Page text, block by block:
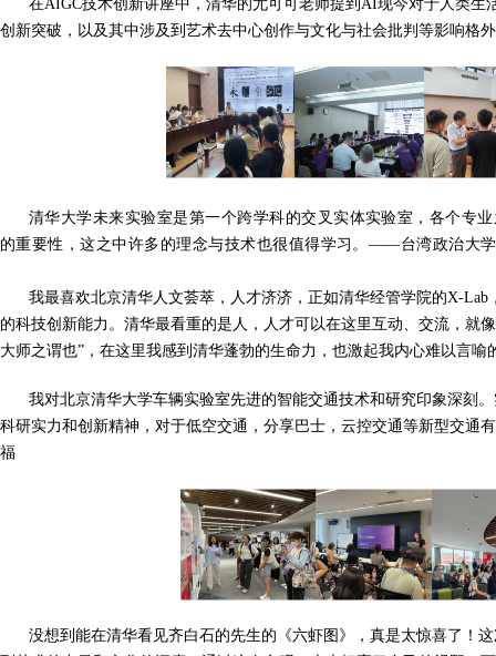
在AIGC技术创新讲座中，清华的尤可可老师提到AI现今对于人类
创新突破，以及其中涉及到艺术去中心创作与文化与社会批判等影响
清华大学未来实验室是第一个跨学科的交叉实体实验室，各个专
的重要性，这之中许多的理念与技术也很值得学习。——台湾政治大
我最喜欢北京清华人文荟萃，人才济济，正如清华经管学院的X-
的科技创新能力。清华最看重的是人，人才可以在这里互动、交流，就
大师之谓也”，在这里我感到清华蓬勃的生命力，也激起我内心难以言
我对北京清华大学车辆实验室先进的智能交通技术和研究印象深刻
科研实力和创新精神，对于低空交通，分享巴士，云控交通等新型交
福
没想到能在清华看见齐白石的先生的《六虾图》，真是太惊喜了！